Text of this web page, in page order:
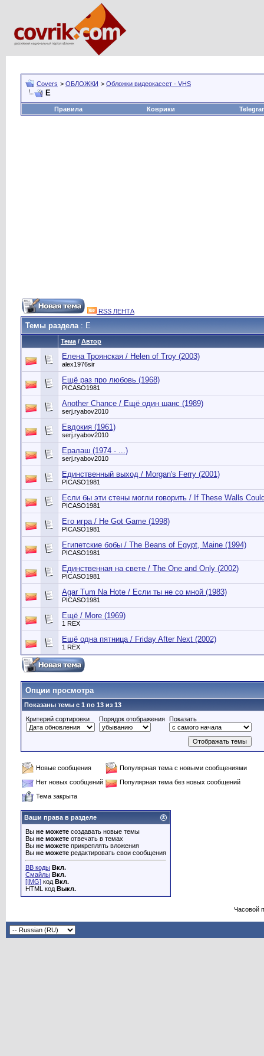
Covers > ОБЛОЖКИ > Обложки видеокассет - VHS
Е
Правила Коврики
RSS ЛЕНТА
Темы раздела: Е
Тема / Автор
Елена Троянская / Helen of Troy (2003)
alex1976sir
Ещё раз про любовь (1968)
PICASO1981
Another Chance / Ещё один шанс (1989)
serj.ryabov2010
Евдокия (1961)
serj.ryabov2010
Ералаш (1974 - ...)
serj.ryabov2010
Единственный выход / Morgan's Ferry (2001)
PICASO1981
Если бы эти стены могли говорить / If These Walls
PICASO1981
Его игра / He Got Game (1998)
PICASO1981
Египетские бобы / The Beans of Egypt, Maine (1994)
PICASO1981
Единственная на свете / The One and Only (2002)
PICASO1981
Agar Tum Na Hote / Если ты не со мной (1983)
PICASO1981
Ещё / More (1969)
1 REX
Ещё одна пятница / Friday After Next (2002)
1 REX
Опции просмотра
Показаны темы с 1 по 13 из 13
Критерий сортировки
Порядок отображения Показать
Новые сообщения
Популярная тема с новыми сообщениями
Нет новых сообщений
Популярная тема без новых сообщений
Тема закрыта
Ваши права в разделе
Вы не можете создавать новые темы
Вы не можете отвечать в темах
Вы не можете прикреплять вложения
Вы не можете редактировать свои сообщения
BB коды Вкл.
Смайлы Вкл.
[IMG] код Вкл.
HTML код Выкл.
Часовой